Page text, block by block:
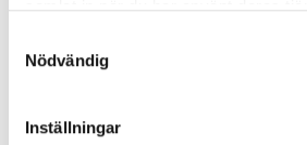
samlat in när du har använt deras
Nödvändig
Inställningar
– Tidigare kunde varje
jobba mer på sitt eget sätt. En
underlättar till exempel när
verkstadsledning att dela